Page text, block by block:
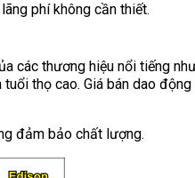
phí không cần thiết.
các thương hiệu nổi tiếng
thọ cao. Giá bán dao
đảm bảo chất lượng.